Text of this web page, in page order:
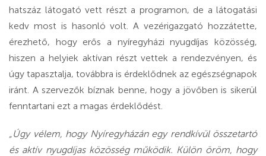
hatszáz látogató vett részt a programon, de a látogatási
kedv most is hasonló volt. A vezérigazgató hozzátette,
érezhető, hogy erős a nyíregyházi nyugdíjas közösség,
hiszen a helyiek aktívan részt vettek a rendezvényen, és
úgy tapasztalja, továbbra is érdeklődnek az egészségnapok
iránt. A szervezők bíznak benne, hogy a jövőben is sikerül
fenntartani ezt a magas érdeklődést.
„Úgy vélem, hogy Nyíregyházán egy rendkívül összetartó
és aktív nyugdíjas közösség működik. Külön öröm, hogy